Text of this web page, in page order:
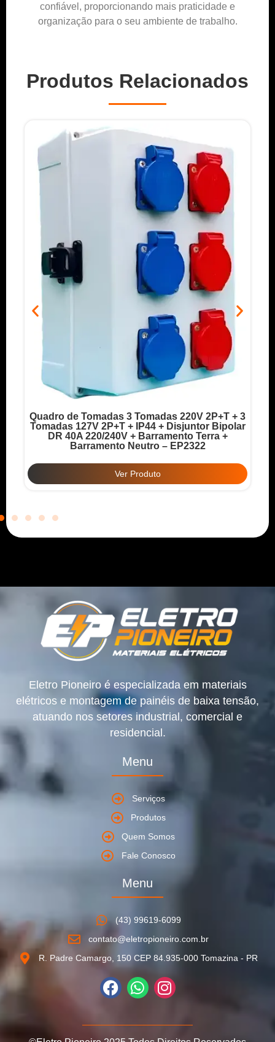
confiável, proporcionando mais praticidade e
organização para o seu ambiente de trabalho.
Produtos Relacionados
Quadro de Tomadas 3 Tomadas 220V 2P+T + 3
Tomadas 127V 2P+T + IP44 + Disjuntor Bipolar
DR 40A 220/240V + Barramento Terra +
Barramento Neutro – EP2322
Ver Produto
Eletro Pioneiro é especializada em materiais
elétricos e montagem de painéis de baixa tensão,
atuando nos setores industrial, comercial e
residencial.
Menu
Serviços
Produtos
Quem Somos
Fale Conosco
Menu
(43) 99619-6099
contato@eletropioneiro.com.br
R. Padre Camargo, 150 CEP 84.935-000 Tomazina - PR